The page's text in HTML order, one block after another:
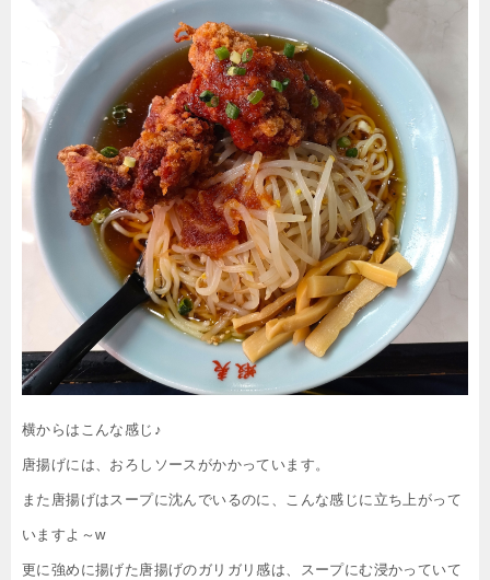
横からはこんな感じ♪
唐揚げには、おろしソースがかかっています。
また唐揚げはスープに沈んでいるのに、こんな感じに立ち上がって
いますよ～w
更に強めに揚げた唐揚げのガリガリ感は、スープにむ浸かっていて